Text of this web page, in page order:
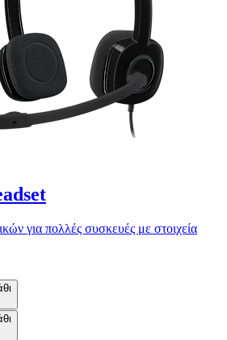
για πολλές συσκευές με στοιχεία